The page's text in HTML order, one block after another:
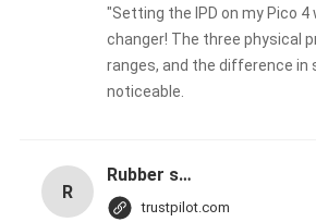
"Setting the IPD on my Pico 4
changer! The three physical
ranges, and the difference in
noticeable.
R
Rubber solid forklift tires For material handling forklift
trustpilot.com